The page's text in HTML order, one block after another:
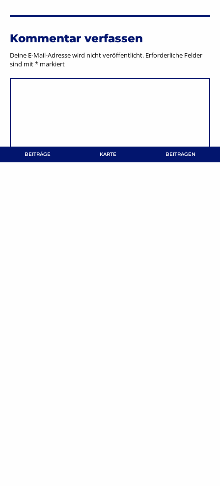
BEITRÄGE KARTE BEITRAGEN
Kommentar verfassen
Deine E-Mail-Adresse wird nicht veröffentlicht. Erforderliche Felder
sind mit* markiert